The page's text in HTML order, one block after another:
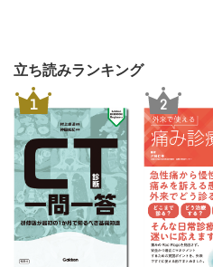
立ち読みランキング
1 2